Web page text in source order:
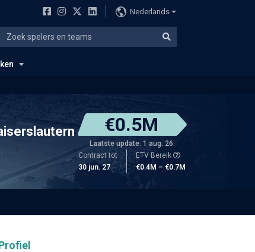
Nederlands
€0.5M
Laatste update: 1 aug. 26
Contract tot
30 jun. 27
ETV Bereik
€0.4M – €0.7M